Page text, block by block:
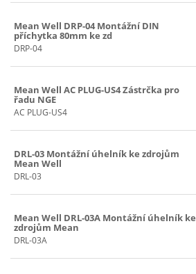
Mean Well DRP-04 Montážní DIN
příchytka 80mm ke zd
DRP-04
Mean Well AC PLUG-US4 Zástrčka pro
řadu NGE
AC PLUG-US4
DRL-03 Montážní úhelník ke zdrojům
Mean Well
DRL-03
Mean Well DRL-03A Montážní úhelník ke
zdrojům Mean
DRL-03A